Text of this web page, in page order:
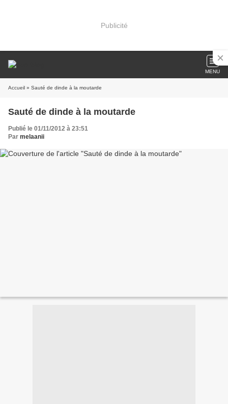
Publicité
MENU
Accueil » Sauté de dinde à la moutarde
Sauté de dinde à la moutarde
Publié le 01/11/2012 à 23:51
Par melaanii